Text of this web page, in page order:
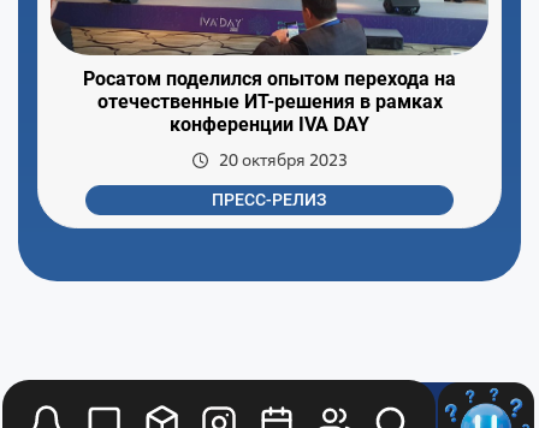
Росатом поделился опытом перехода на
отечественные ИТ-решения в рамках
конференции IVA DAY
20 октября 2023
ПРЕСС-РЕЛИЗ